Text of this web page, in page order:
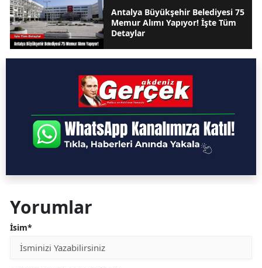
Antalya Büyükşehir Belediyesi 75
Memur Alımı Yapıyor! İşte Tüm
Detaylar
Yorumlar
İsim*